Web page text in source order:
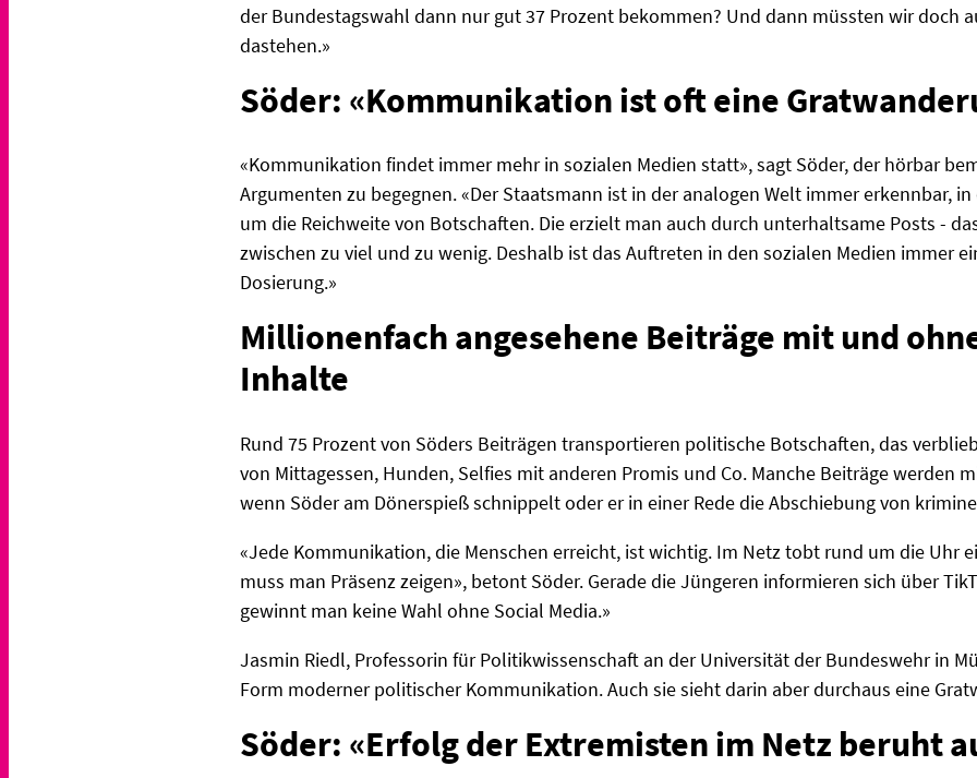
der Bundestagswahl dann nur gut 37 Prozent bekommen? Und dann müssten wir doch
dastehen.»
Söder: «Kommunikation ist oft eine
«Kommunikation findet immer mehr in sozialen Medien statt», sagt Söder, der hörbar
Argumenten zu begegnen. «Der Staatsmann ist in der analogen Welt immer erkennbar,
um die Reichweite von Botschaften. Die erzielt man auch durch unterhaltsame Posts -
zwischen zu viel und zu wenig. Deshalb ist das Auftreten in den sozialen Medien immer
Dosierung.»
Millionenfach angesehene Beiträge mit und
Inhalte
Rund 75 Prozent von Söders Beiträgen transportieren politische Botschaften, das
von Mittagessen, Hunden, Selfies mit anderen Promis und Co. Manche Beiträge werden
wenn Söder am Dönerspieß schnippelt oder er in einer Rede die Abschiebung von
«Jede Kommunikation, die Menschen erreicht, ist wichtig. Im Netz tobt rund um die Uhr
muss man Präsenz zeigen», betont Söder. Gerade die Jüngeren informieren sich über
gewinnt man keine Wahl ohne Social Media.»
Jasmin Riedl, Professorin für Politikwissenschaft an der Universität der Bundeswehr in
Form moderner politischer Kommunikation. Auch sie sieht darin aber durchaus eine
Söder: «Erfolg der Extremisten im Netz beruht